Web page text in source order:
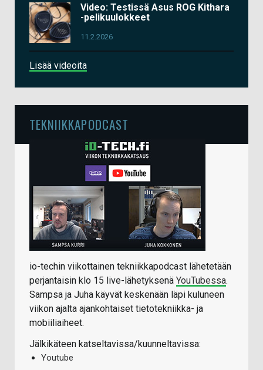
Video: Testissä Asus ROG Kithara
-pelikuulokkeet
11.2.2026
Lisää videoita
TEKNIIKKAPODCAST
io-techin viikottainen tekniikkapodcast lähetetään
perjantaisin klo 15 live-lähetyksenä YouTubessa.
Sampsa ja Juha käyvät keskenään läpi kuluneen
viikon ajalta ajankohtaiset tietotekniikka- ja
mobiiliaiheet.
Jälkikäteen katseltavissa/kuunneltavissa:
Youtube